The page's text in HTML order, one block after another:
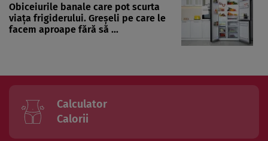
Obiceiurile banale care pot scurta
viața frigiderului. Greșeli pe care le
facem aproape fără să ...
Calculator
Calorii